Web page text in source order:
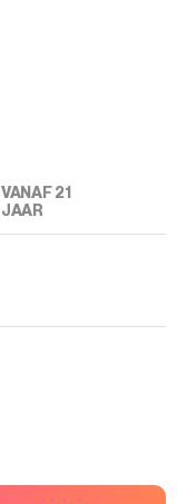
VANAF 21
JAAR